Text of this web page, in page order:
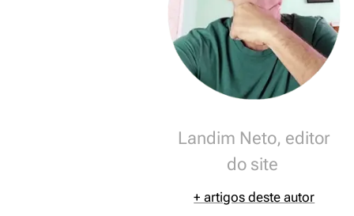
Landim Neto, editor
do site
+ artigos deste autor